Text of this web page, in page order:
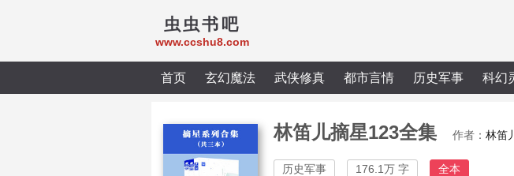
虫虫书吧
www.ccshu8.com
首页 玄幻魔法 武侠修真 都市言情 历史军事 科幻
林笛儿摘星123全集 作者： 林笛
历史军事 176.1万 字 全本